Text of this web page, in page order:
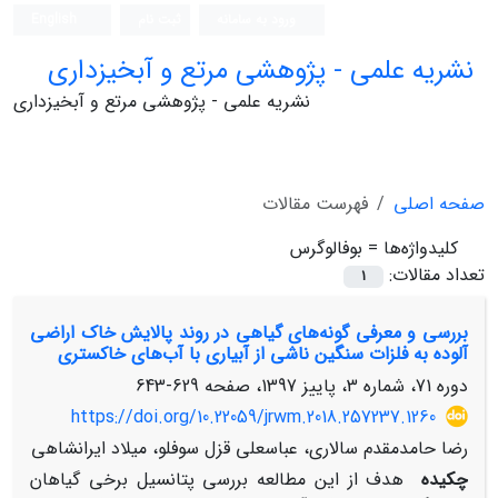
نشریه علمی - پژوهشی مرتع و آبخیزداری
نشریه علمی - پژوهشی مرتع و آبخیزداری
صفحه اصلی
فهرست مقالات
کلیدواژه‌ها = بوفالوگرس
تعداد مقالات:
1
بررسی و معرفی گونه‌های گیاهی در روند پالایش خاک اراضی
آلوده به فلزات سنگین ناشی از آبیاری با آب‌های خاکستری
دوره 71، شماره 3، پاییز 1397، صفحه
629-643
https://doi.org/10.22059/jrwm.2018.257237.1260
رضا حامدمقدم سالاری، عباسعلی قزل سوفلو، میلاد ایرانشاهی
چکیده
هدف از این مطالعه بررسی پتانسیل برخی گیاهان